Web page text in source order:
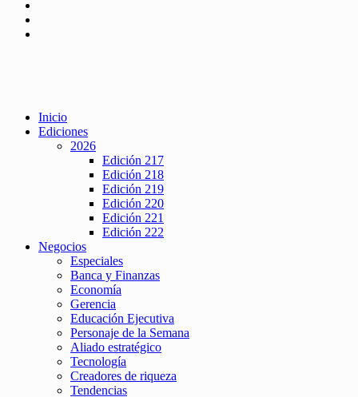
Inicio
Ediciones
2026
Edición 217
Edición 218
Edición 219
Edición 220
Edición 221
Edición 222
Negocios
Especiales
Banca y Finanzas
Economía
Gerencia
Educación Ejecutiva
Personaje de la Semana
Aliado estratégico
Tecnología
Creadores de riqueza
Tendencias